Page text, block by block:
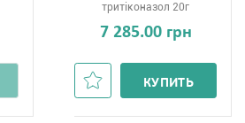
тритіконазол 20г
7 285.00 грн
КУПИТЬ